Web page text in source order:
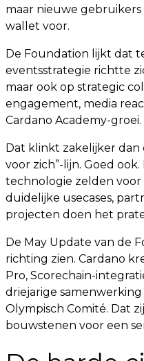
maar nieuwe
wallet voor.
De Foundation lijkt dat
eventsstrategie richtte
maar ook op strategic
engagement, media
Cardano Academy-groei.
Dat klinkt zakelijker dan
voor zich”-lijn. Goed
technologie zelden voor
duidelijke usecases,
projecten doen het
De May Update van de
richting zien. Cardano
Pro, Scorechain-
driejarige
Olympisch Comité. Dat
bouwstenen voor een